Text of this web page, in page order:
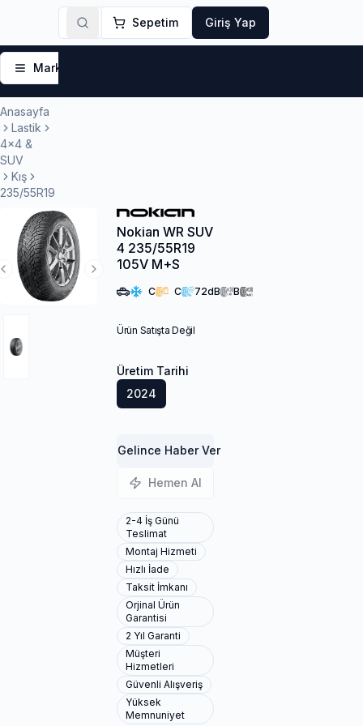
Sepetim Giriş Yap
Markalar
Anasayfa
Lastik
4x4 &
SUV
Kış
235/55R19
Next Slide
Previous Slide
Nokian WR SUV
4 235/55R19
105V M+S
C C 72dB B
Ürün Satışta Değil
Üretim Tarihi
2024
Gelince Haber Ver
Hemen Al
2-4 İş Günü
Teslimat
Montaj Hizmeti
Hızlı İade
Taksit İmkanı
Orjinal Ürün
Garantisi
2 Yıl Garanti
Müşteri
Hizmetleri
Güvenli Alışveriş
Yüksek
Memnuniyet